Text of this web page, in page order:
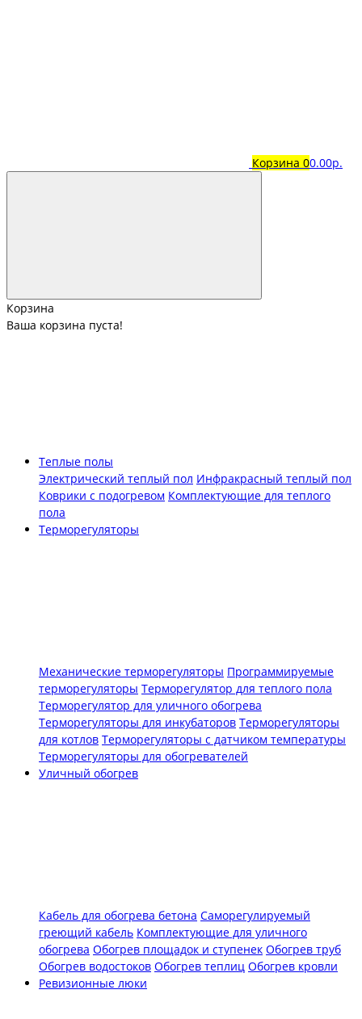
Корзина 00.00р.
Корзина
Ваша корзина пуста!
Теплые полы
Электрический теплый пол Инфракрасный теплый пол
Коврики с подогревом Комплектующие для теплого
пола
Терморегуляторы
Механические терморегуляторы Программируемые
терморегуляторы Терморегулятор для теплого пола
Терморегулятор для уличного обогрева
Терморегуляторы для инкубаторов Терморегуляторы
для котлов Терморегуляторы с датчиком температуры
Терморегуляторы для обогревателей
Уличный обогрев
Кабель для обогрева бетона Саморегулируемый
греющий кабель Комплектующие для уличного
обогрева Обогрев площадок и ступенек Обогрев труб
Обогрев водостоков Обогрев теплиц Обогрев кровли
Ревизионные люки